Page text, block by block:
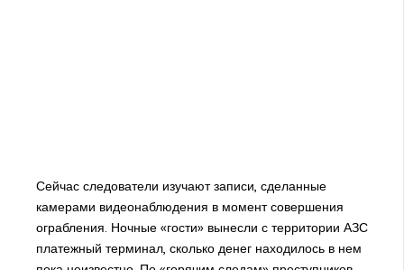
Сейчас следователи изучают записи, сделанные
камерами видеонаблюдения в момент совершения
ограбления. Ночные «гости» вынесли с территории АЗС
платежный терминал, сколько денег находилось в нем